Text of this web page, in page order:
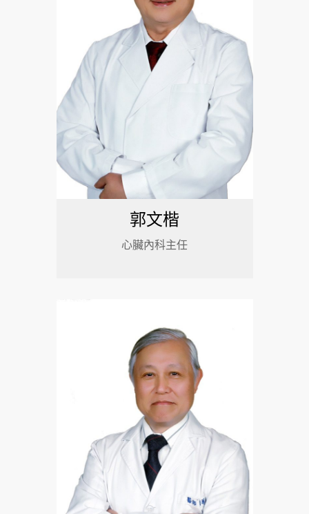
郭文楷
心臟內科主任